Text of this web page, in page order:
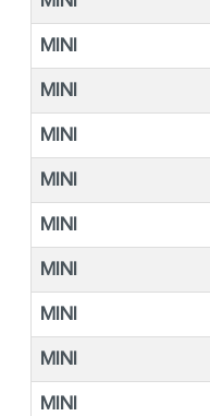
MINI
MINI
MINI
MINI
MINI
MINI
MINI
MINI
MINI